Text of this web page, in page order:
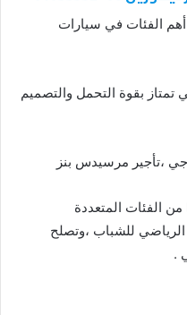
الفئات في سيارات
تمتاز بقوة التحمل والتصميم
،تأجير مرسيدس بنز
و بالتالى تعد الفئة اي كلاس E Class من الفئات المتعددة
للشباب ،وتصلح
.